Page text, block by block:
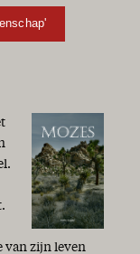
van zijn leven